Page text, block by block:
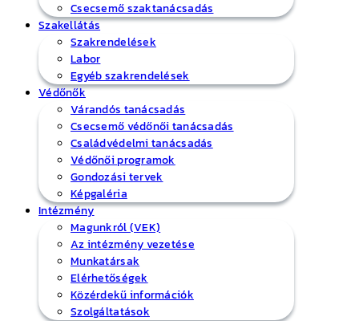
Csecsemő szaktanácsadás
Szakellátás
Szakrendelések
Labor
Egyéb szakrendelések
Védőnők
Várandós tanácsadás
Csecsemő védőnői tanácsadás
Családvédelmi tanácsadás
Védőnői programok
Gondozási tervek
Képgaléria
Intézmény
Magunkról (VEK)
Az intézmény vezetése
Munkatársak
Elérhetőségek
Közérdekű információk
Szolgáltatások